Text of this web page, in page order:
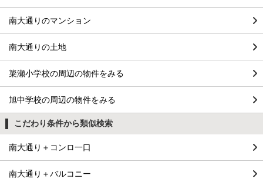
南大通りのマンション
南大通りの土地
簗瀬小学校の周辺の物件をみる
旭中学校の周辺の物件をみる
こだわり条件から類似検索
南大通り＋コンロ一口
南大通り＋バルコニー